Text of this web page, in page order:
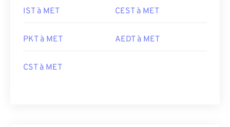
IST à MET CEST à MET
PKT à MET AEDT à MET
CST à MET